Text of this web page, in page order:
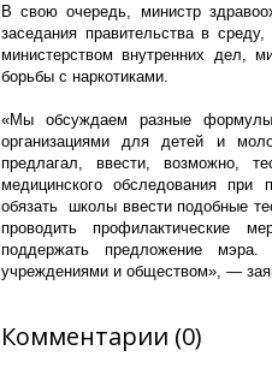
В свою очередь, министр
заседания правительства в
министерством внутренних дел,
борьбы с наркотиками.
«Мы обсуждаем разные
организациями для детей и
предлагал, ввести, возможно,
медицинского обследования
обязать школы ввести подобные
проводить профилактические
поддержать предложение
учреждениями и обществом», —
Комментарии (0)